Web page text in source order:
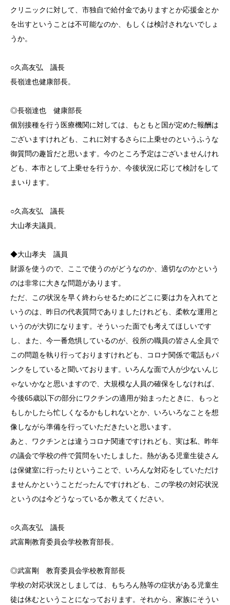
クリニックに対して、市独自で給付金でありますとか応援金とか
を出すということは不可能なのか、もしくは検討されないでしょ
うか。
○久高友弘 議長
長嶺達也健康部長。
◎長嶺達也 健康部長
個別接種を行う医療機関に対しては、もともと国が定めた報酬は
ございますけれども、これに対するさらに上乗せのというふうな
御質問の趣旨だと思います。今のところ予定はございませんけれ
ども、本市として上乗せを行うか、今後状況に応じて検討をして
まいります。
○久高友弘 議長
大山孝夫議員。
◆大山孝夫 議員
財源を使うので、ここで使うのがどうなのか、適切なのかという
のは非常に大きな問題があります。
ただ、この状況を早く終わらせるためにどこに要は力を入れてと
いうのは、昨日の代表質問でありましたけれども、柔軟な運用と
いうのが大切になります。そういった面でも考えてほしいです
し、また、今一番危惧しているのが、役所の職員の皆さん全員で
この問題を執り行っておりますけれども、コロナ関係で電話もパ
ンクをしていると聞いております。いろんな面で人が少ないんじ
ゃないかなと思いますので、大規模な人員の確保をしなければ、
今後65歳以下の部分にワクチンの適用が始まったときに、もっと
もしかしたら忙しくなるかもしれないとか、いろいろなことを想
像しながら準備を行っていただきたいと思います。
あと、ワクチンとは違うコロナ関連ですけれども、実は私、昨年
の議会で学校の件で質問をいたしました。熱がある児童生徒さん
は保健室に行ったりということで、いろんな対応をしていただけ
ませんかということだったんですけれども、この学校の対応状況
というのは今どうなっているか教えてください。
○久高友弘 議長
武富剛教育委員会学校教育部長。
◎武富剛 教育委員会学校教育部長
学校の対応状況としましては、もちろん熱等の症状がある児童生
徒は休むということになっております。それから、家族にそうい